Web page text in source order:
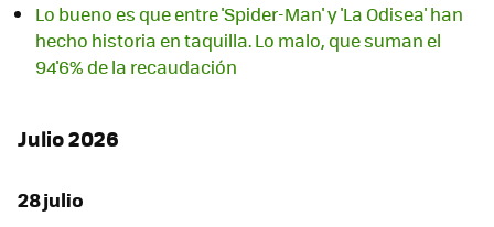
Lo bueno es que entre 'Spider-Man' y 'La Odisea' han
hecho historia en taquilla. Lo malo, que suman el
94'6% de la recaudación
Julio 2026
28 julio